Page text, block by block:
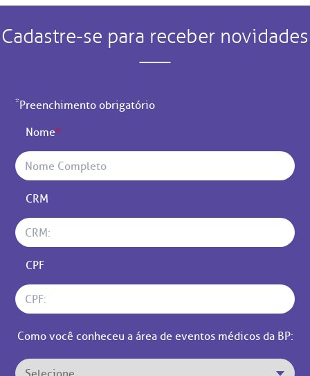
Cadastre-se para receber novidades
*Preenchimento obrigatório
Nome*
CRM
CPF
Como você conheceu a área de eventos médicos da BP: